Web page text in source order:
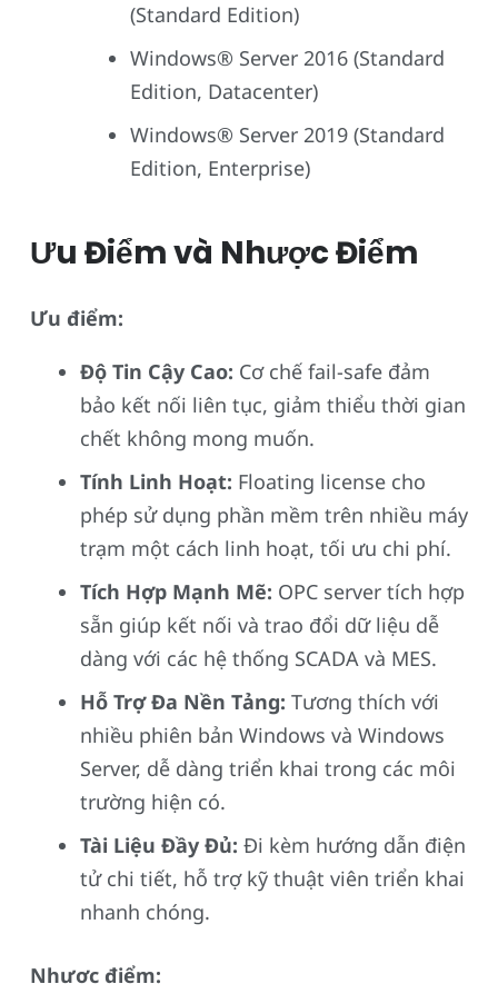
(Standard Edition)
Windows® Server 2016 (Standard
Edition, Datacenter)
Windows® Server 2019 (Standard
Edition, Enterprise)
Ưu Điểm và Nhược Điểm
Ưu điểm:
Độ Tin Cậy Cao: Cơ chế fail-safe đảm
bảo kết nối liên tục, giảm thiểu thời gian
chết không mong muốn.
Tính Linh Hoạt: Floating license cho
phép sử dụng phần mềm trên nhiều máy
trạm một cách linh hoạt, tối ưu chi phí.
Tích Hợp Mạnh Mẽ: OPC server tích hợp
sẵn giúp kết nối và trao đổi dữ liệu dễ
dàng với các hệ thống SCADA và MES.
Hỗ Trợ Đa Nền Tảng: Tương thích với
nhiều phiên bản Windows và Windows
Server, dễ dàng triển khai trong các môi
trường hiện có.
Tài Liệu Đầy Đủ: Đi kèm hướng dẫn điện
tử chi tiết, hỗ trợ kỹ thuật viên triển khai
nhanh chóng.
Nhược điểm: